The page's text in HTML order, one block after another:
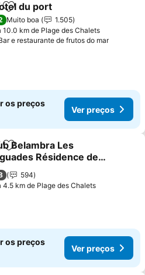
Adicionar aos favoritos
du port
Muito boa
1.505
10.0 km de Plage des Chalets
e restaurante de frutos do mar
os preços
Ver preços
Adicionar aos favoritos
Belambra Les
Résidence de
594
4.5 km de Plage des Chalets
os preços
Ver preços